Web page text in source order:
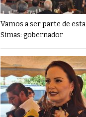
PC29- 7 mayo,
Vamos a ser parte de
Simas: gobernador